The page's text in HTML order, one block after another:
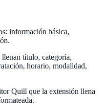
información básica,
título, categoría,
horario, modalidad,
Quill que la extensión llena